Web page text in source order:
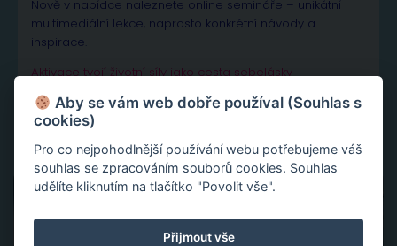
Nově v nabídce naleznete online semináře – unikátní
multimediální lekce, naprosto konkrétní návody a
inspirace.
Aktivace tvojí životní síly jako cesta sebelásky
Velká partnerská rekapitulace a restart vašeho vztahu
Slovy ke šťastnému vztahu
Aby se vám web dobře používal (Souhlas s
cookies)
Pro co nejpohodlnější používání webu potřebujeme váš
souhlas se zpracováním souborů cookies. Souhlas
udělíte kliknutím na tlačítko "Povolit vše".
Přijmout vše